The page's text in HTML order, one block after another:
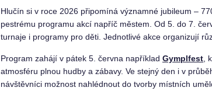
Hlučín si v roce 2026 připomíná významné jubileum –
pestrému programu akcí napříč městem. Od 5. do 7.
turnaje i programy pro děti. Jednotlivé akce organizují
Program zahájí v pátek 5. června napříkladGymplfest ,
atmosféru plnou hudby a zábavy. Ve stejný den i v
návštěvníci možnost nahlédnout do tvorby místních